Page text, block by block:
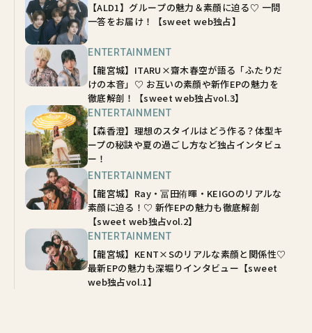
【ALD1】グループの魅力＆素顔に迫る♡ 一問
一答をお届け！【sweet web独占】
ENTERTAINMENT
【龍宮城】ITARU×齋木春空が語る「ふたりだ
けの本音」♡ お互いの素顔や新作EPの魅力を
徹底解剖！【sweet web独占vol.3】
ENTERTAINMENT
【森香澄】理想のスタイルはどう作る？体型キ
ープの秘訣や夏の過ごし方など独占インタビュ
ー！
ENTERTAINMENT
【龍宮城】Ray・冨田侑暉・KEIGOのリアルな
素顔に迫る！♡ 新作EPの魅力も徹底解剖
【sweet web独占vol.2】
ENTERTAINMENT
【龍宮城】KENT×Sのリアルな素顔と関係性♡
最新EPの魅力も深堀りインタビュー【sweet
web独占vol.1】